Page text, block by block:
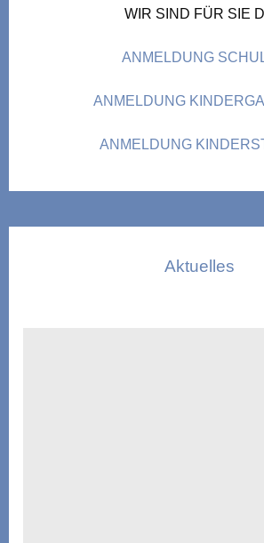
WIR SIND FÜR SIE
ANMELDUNG
ANMELDUNG
ANMELDUNG
Aktuelles